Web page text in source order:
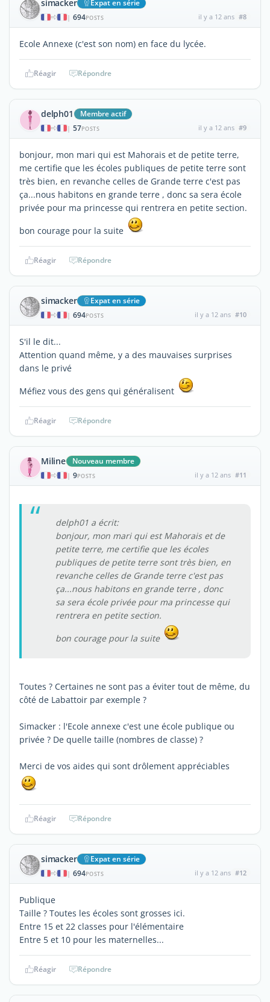
simacker Expat en série
| 694POSTS il y a 12 ans #8
Ecole Annexe (c'est son nom) en face du lycée.
Réagir Répondre
delph01 Membre actif
| 57POSTS il y a 12 ans #9
bonjour, mon mari qui est Mahorais et de petite terre,
me certifie que les écoles publiques de petite terre sont
très bien, en revanche celles de Grande terre c'est pas
ça...nous habitons en grande terre , donc sa sera école
privée pour ma princesse qui rentrera en petite section.
bon courage pour la suite
Réagir Répondre
simacker Expat en série
| 694POSTS il y a 12 ans #10
S'il le dit...
Attention quand même, y a des mauvaises surprises
dans le privé
Méfiez vous des gens qui généralisent
Réagir Répondre
Miline Nouveau membre
| 9POSTS il y a 12 ans #11
delph01 a écrit:
bonjour, mon mari qui est Mahorais et de
petite terre, me certifie que les écoles
publiques de petite terre sont très bien, en
revanche celles de Grande terre c'est pas
ça...nous habitons en grande terre , donc
sa sera école privée pour ma princesse qui
rentrera en petite section.
bon courage pour la suite
Toutes ? Certaines ne sont pas a éviter tout de même, du
côté de Labattoir par exemple ?
Simacker : l'Ecole annexe c'est une école publique ou
privée ? De quelle taille (nombres de classe) ?
Merci de vos aides qui sont drôlement appréciables
Réagir Répondre
simacker Expat en série
| 694POSTS il y a 12 ans #12
Publique
Taille ? Toutes les écoles sont grosses ici.
Entre 15 et 22 classes pour l'élémentaire
Entre 5 et 10 pour les maternelles...
Réagir Répondre